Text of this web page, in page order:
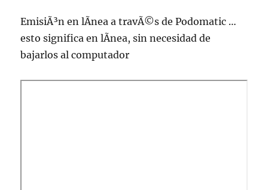
EmisiÃ³n en lÃ­nea a travÃ©s de Podomatic …
esto significa en lÃ­nea, sin necesidad de
bajarlos al computador